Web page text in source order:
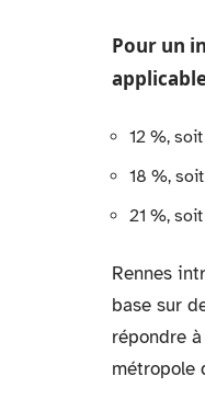
Pour un
12 %,
18 %,
21 %,
Rennes
base sur
répondre
métropole